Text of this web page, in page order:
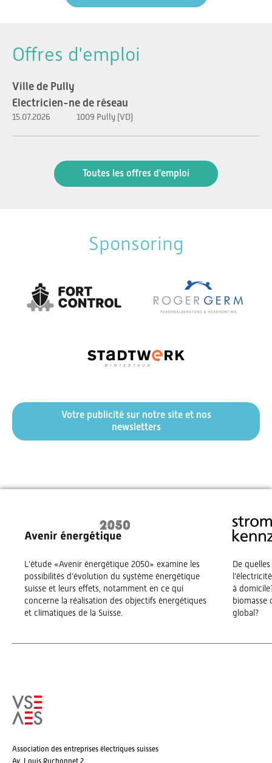
Offres d'emploi
Ville de Pully
Electricien-ne de réseau
15.07.2026 1009 Pully (VD)
Toutes les offres d'emploi
Sponsoring
Votre publicité sur notre site et nos
newsletters
L’étude «Avenir énergétique 2050» examine les
possibilités d’évolution du système énergétique
suisse et leurs effets, notamment en ce qui
concerne la réalisation des objectifs énergétiques
et climatiques de la Suisse.
De
à
biomasse
global?
Association des entreprises électriques suisses